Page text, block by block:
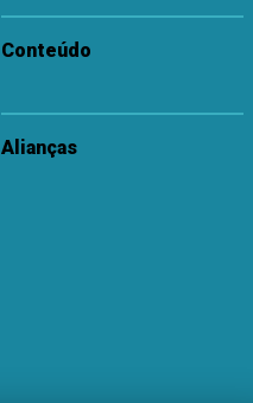
Conteúdo
Alianças